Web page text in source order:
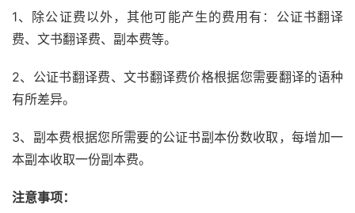
1、除公证费以外，其他可能产生的费用有：公证书翻译
费、文书翻译费、副本费等。
2、公证书翻译费、文书翻译费价格根据您需要翻译的语种
有所差异。
3、副本费根据您所需要的公证书副本份数收取，每增加一
本副本收取一份副本费。
注意事项：